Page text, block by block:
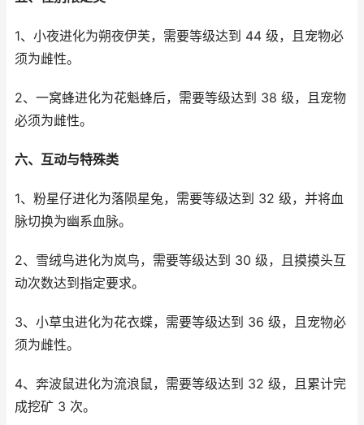
1、小夜进化为朔夜伊芙，需要等级达到 44 级，且宠物必
须为雌性。
2、一窝蜂进化为花魁蜂后，需要等级达到 38 级，且宠物
必须为雌性。
六、互动与特殊类
1、粉星仔进化为落陨星兔，需要等级达到 32 级，并将血
脉切换为幽系血脉。
2、雪绒鸟进化为岚鸟，需要等级达到 30 级，且摸摸头互
动次数达到指定要求。
3、小草虫进化为花衣蝶，需要等级达到 36 级，且宠物必
须为雌性。
4、奔波鼠进化为流浪鼠，需要等级达到 32 级，且累计完
成挖矿 3 次。